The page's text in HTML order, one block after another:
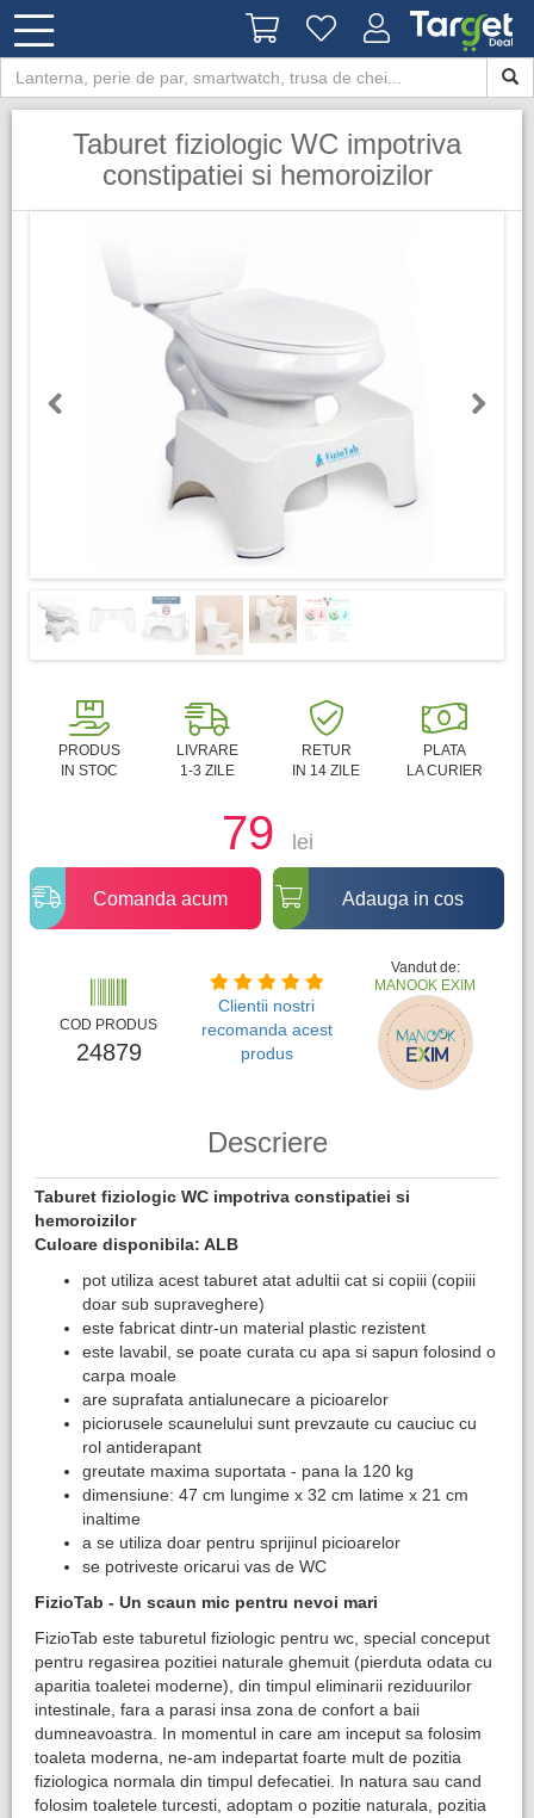
Taburet fiziologic WC impotriva
constipatiei si hemoroizilor
PRODUS
IN STOC
LIVRARE
1-3 ZILE
RETUR
IN 14 ZILE
PLATA
LA CURIER
79 lei
Comanda acum Adauga in cos
COD PRODUS
24879
Clientii nostri
recomanda acest
produs
Vandut de:
MANOOK EXIM
Descriere
Taburet fiziologic WC impotriva constipatiei si
hemoroizilor
Culoare disponibila: ALB
pot utiliza acest taburet atat adultii cat si copiii (copiii
doar sub supraveghere)
este fabricat dintr-un material plastic rezistent
este lavabil, se poate curata cu apa si sapun folosind o
carpa moale
are suprafata antialunecare a picioarelor
piciorusele scaunelului sunt prevzaute cu cauciuc cu
rol antiderapant
greutate maxima suportata - pana la 120 kg
dimensiune: 47 cm lungime x 32 cm latime x 21 cm
inaltime
a se utiliza doar pentru sprijinul picioarelor
se potriveste oricarui vas de WC
FizioTab - Un scaun mic pentru nevoi mari
FizioTab este taburetul fiziologic pentru wc, special conceput
pentru regasirea pozitiei naturale ghemuit (pierduta odata cu
aparitia toaletei moderne), din timpul eliminarii reziduurilor
intestinale, fara a parasi insa zona de confort a baii
dumneavoastra. In momentul in care am inceput sa folosim
toaleta moderna, ne-am indepartat foarte mult de pozitia
fiziologica normala din timpul defecatiei. In natura sau cand
folosim toaletele turcesti, adoptam o pozitie naturala, pozitia